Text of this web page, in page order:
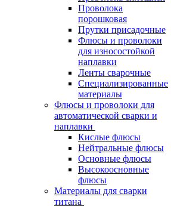
Проволока
порошковая
Прутки присадочные
Флюсы и проволоки
для износостойкой
наплавки
Ленты сварочные
Специализированные
материалы
Флюсы и проволоки для
автоматической сварки и
наплавки
Кислые флюсы
Нейтральные флюсы
Основные флюсы
Высокоосновные
флюсы
Материалы для сварки
титана